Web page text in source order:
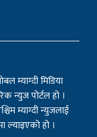
म्याग्दी मिडिया
न्युज पोर्टल हो ।
म्याग्दी न्युजलाई
ल्याइएको हो ।